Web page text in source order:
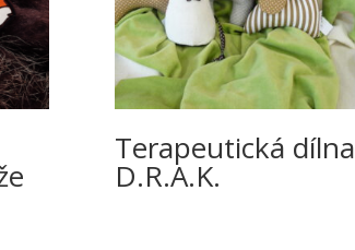
Terapeutická dílna
D.R.A.K.